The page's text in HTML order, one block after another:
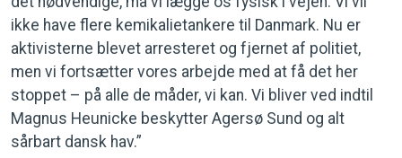
ikke have flere kemikalietankere til Danmark. Nu er
aktivisterne blevet arresteret og fjernet af politiet,
men vi fortsætter vores arbejde med at få det her
stoppet – på alle de måder, vi kan. Vi bliver ved indtil
Magnus Heunicke beskytter Agersø Sund og alt
sårbart dansk hav.”